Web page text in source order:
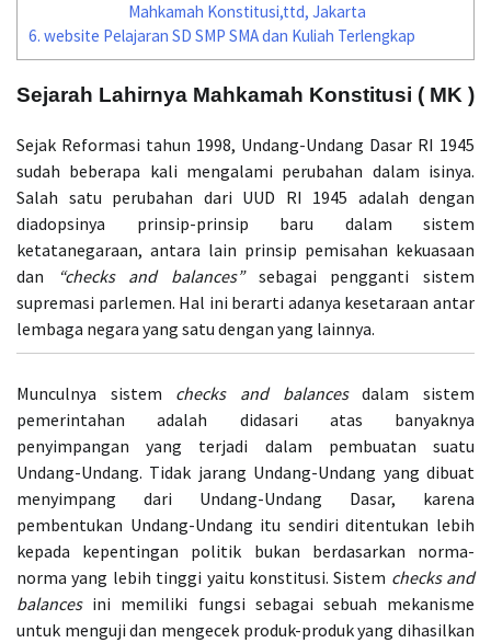
Mahkamah Konstitusi,ttd, Jakarta
6. website Pelajaran SD SMP SMA dan Kuliah Terlengkap
Sejarah Lahirnya Mahkamah Konstitusi ( MK )
Sejak Reformasi tahun 1998, Undang-Undang Dasar RI 1945
sudah beberapa kali mengalami perubahan dalam isinya.
Salah satu perubahan dari UUD RI 1945 adalah dengan
diadopsinya prinsip-prinsip baru dalam sistem
ketatanegaraan, antara lain prinsip pemisahan kekuasaan
dan
“checks and balances”sebagai pengganti sistem
supremasi parlemen. Hal ini berarti adanya kesetaraan antar
lembaga negara yang satu dengan yang lainnya.
Munculnya sistem checks and balancesdalam sistem
pemerintahan adalah didasari atas banyaknya
penyimpangan yang terjadi dalam pembuatan suatu
Undang-Undang. Tidak jarang Undang-Undang yang dibuat
menyimpang dari Undang-Undang Dasar, karena
pembentukan Undang-Undang itu sendiri ditentukan lebih
kepada kepentingan politik bukan berdasarkan norma-
norma yang lebih tinggi yaitu konstitusi. Sistem checks and
balancesini memiliki fungsi sebagai sebuah mekanisme
untuk menguji dan mengecek produk-produk yang dihasilkan